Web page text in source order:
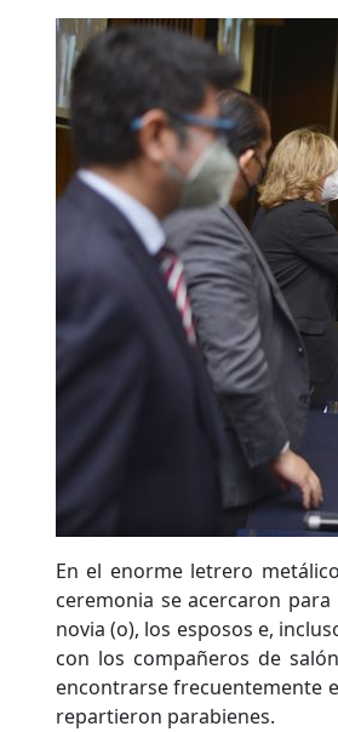
En el enorme letrero
ceremonia se acercaron
novia (o), los esposos e,
con los compañeros de
encontrarse frecuentemente
repartieron parabienes.